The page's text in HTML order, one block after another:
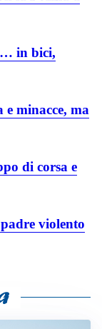
in bici,
e minacce, ma
di corsa e
violento